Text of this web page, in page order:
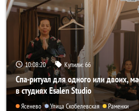
10:08:17 Купили:66
Спа-ритуал для одного или двоих,
в студиях Esalen Studio
Ясенево Улица Скобелевская Раменки